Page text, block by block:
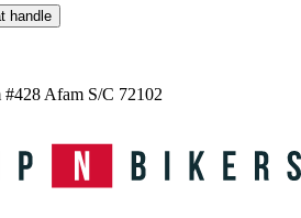
handle
Afam S/C 72102